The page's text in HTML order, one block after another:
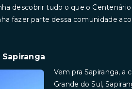
descobrir tudo o que o
fazer parte dessa comunidade
Vem pra Sapiranga, a
Grande do Sul,